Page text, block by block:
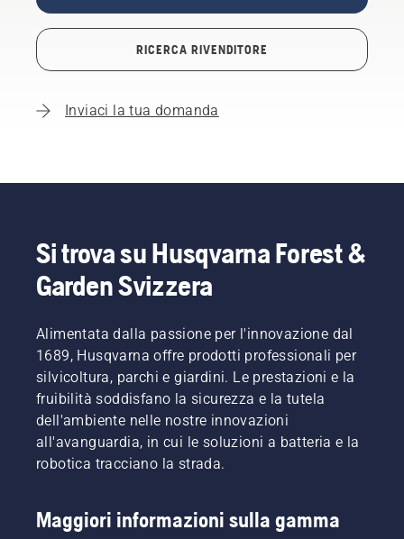
RICERCA RIVENDITORE
Inviaci la tua domanda
Si trova su Husqvarna Forest &
Garden Svizzera
Alimentata dalla passione per l'innovazione dal
1689, Husqvarna offre prodotti professionali per
silvicoltura, parchi e giardini. Le prestazioni e la
fruibilità soddisfano la sicurezza e la tutela
dell'ambiente nelle nostre innovazioni
all'avanguardia, in cui le soluzioni a batteria e la
robotica tracciano la strada.
Maggiori informazioni sulla gamma